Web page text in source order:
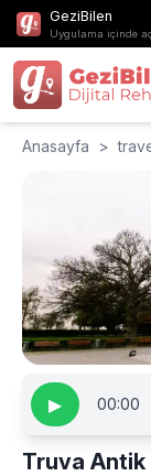
GeziBilen
Uygulama içinde
Anasayfa >
▶ 00:00
Truva Antik